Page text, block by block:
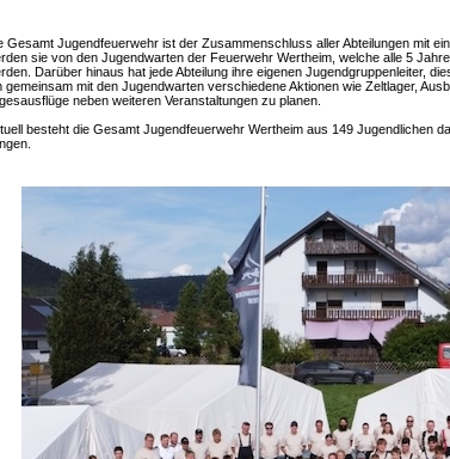
Gesamt Jugendfeuerwehr ist der Zusammenschluss aller Abteilungen mit
sie von den Jugendwarten der Feuerwehr Wertheim, welche alle 5
Darüber hinaus hat jede Abteilung ihre eigenen Jugendgruppenleiter,
gemeinsam mit den Jugendwarten verschiedene Aktionen wie Zeltlager,
neben weiteren Veranstaltungen zu planen.
besteht die Gesamt Jugendfeuerwehr Wertheim aus 149 Jugendlichen